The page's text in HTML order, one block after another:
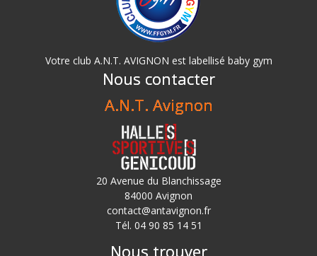
Votre club A.N.T. AVIGNON est labellisé baby gym
Nous contacter
A.N.T. Avignon
20 Avenue du Blanchissage
84000 Avignon
contact@antavignon.fr
Tél. 04 90 85 14 51
Nous trouver